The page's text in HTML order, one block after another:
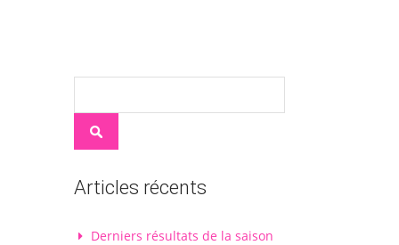
Articles récents
Derniers résultats de la saison